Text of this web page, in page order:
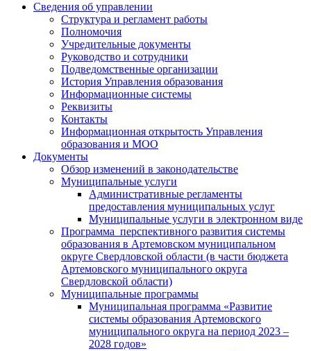
Сведения об управлении
Структура и регламент работы
Полномочия
Учредительные документы
Руководство и сотрудники
Подведомственные организации
История Управления образования
Информационные системы
Реквизиты
Контакты
Информационная открытость Управления
образования и МОО
Документы
Обзор изменений в законодательстве
Муниципальные услуги
Административные регламенты
предоставления муниципальных услуг
Муниципальные услуги в электронном виде
Программа перспективного развития системы
образования в Артемовском муниципальном
округе Свердловской области (в части бюджета
Артемовского муниципального округа
Свердловской области)
Муниципальные программы
Муниципальная программа «Развитие
системы образования Артемовского
муниципального округа на период 2023 –
2028 годов»